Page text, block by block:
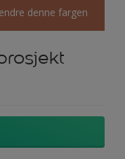
endre denne fargen